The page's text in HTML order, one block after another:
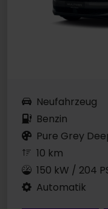
Neufahrzeug
Benzin
Pure Grey
10 km
150 kW / 204
Automatik